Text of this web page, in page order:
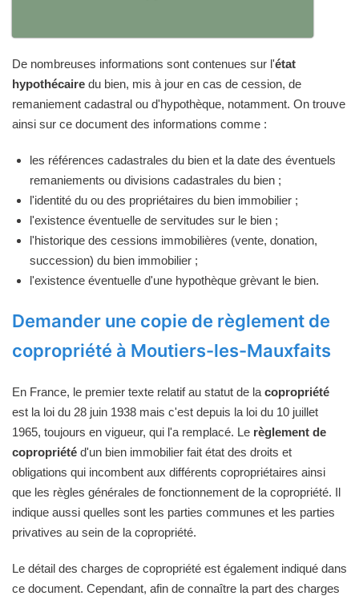
De nombreuses informations sont contenues sur l'état
hypothécaire du bien, mis à jour en cas de cession, de
remaniement cadastral ou d'hypothèque, notamment. On trouve
ainsi sur ce document des informations comme :
les références cadastrales du bien et la date des éventuels
remaniements ou divisions cadastrales du bien ;
l'identité du ou des propriétaires du bien immobilier ;
l'existence éventuelle de servitudes sur le bien ;
l'historique des cessions immobilières (vente, donation,
succession) du bien immobilier ;
l'existence éventuelle d'une hypothèque grèvant le bien.
Demander une copie de règlement de
copropriété à Moutiers-les-Mauxfaits
En France, le premier texte relatif au statut de la copropriété
est la loi du 28 juin 1938 mais c'est depuis la loi du 10 juillet
1965, toujours en vigueur, qui l'a remplacé. Le règlement de
copropriété d'un bien immobilier fait état des droits et
obligations qui incombent aux différents copropriétaires ainsi
que les règles générales de fonctionnement de la copropriété. Il
indique aussi quelles sont les parties communes et les parties
privatives au sein de la copropriété.
Le détail des charges de copropriété est également indiqué dans
ce document. Cependant, afin de connaître la part des charges